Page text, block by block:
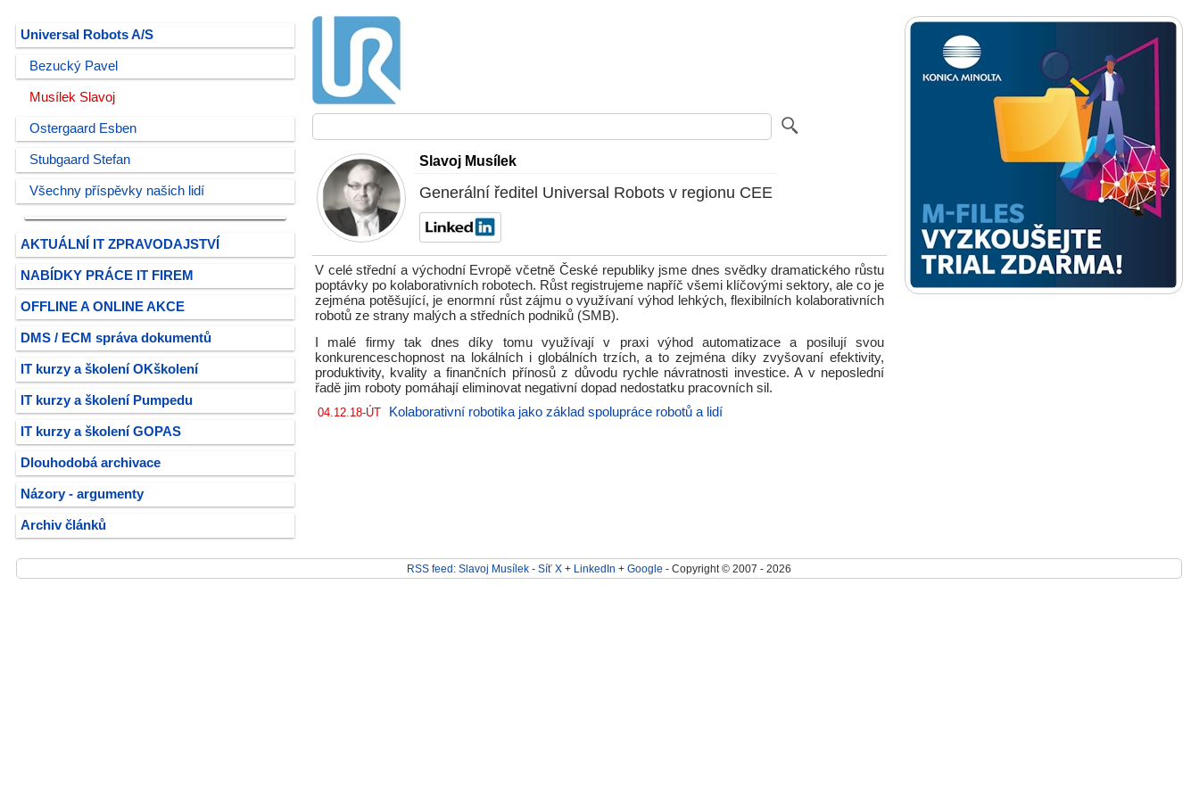
Universal Robots A/S
Bezucký Pavel
Musílek Slavoj
Ostergaard Esben
Stubgaard Stefan
Všechny příspěvky našich lidí
AKTUÁLNÍ IT ZPRAVODAJSTVÍ
NABÍDKY PRÁCE IT FIREM
OFFLINE A ONLINE AKCE
DMS / ECM správa dokumentů
IT kurzy a školení OKškolení
IT kurzy a školení Pumpedu
IT kurzy a školení GOPAS
Dlouhodobá archivace
Názory - argumenty
Archiv článků
Slavoj Musílek
Generální ředitel Universal Robots v regionu CEE
V celé střední a východní Evropě včetně České republiky jsme dnes svědky dramatického růstu
poptávky po kolaborativních robotech. Růst registrujeme napříč všemi klíčovými sektory, ale co je
zejména potěšující, je enormní růst zájmu o využívaní výhod lehkých, flexibilních kolaborativních
robotů ze strany malých a středních podniků (SMB).
I malé firmy tak dnes díky tomu využívají v praxi výhod automatizace a posilují svou
konkurenceschopnost na lokálních i globálních trzích, a to zejména díky zvyšovaní efektivity,
produktivity, kvality a finančních přínosů z důvodu rychle návratnosti investice. A v neposlední
řadě jim roboty pomáhají eliminovat negativní dopad nedostatku pracovních sil.
04.12.18-ÚT Kolaborativní robotika jako základ spolupráce robotů a lidí
RSS feed: Slavoj Musílek - Síť X + LinkedIn + Google - Copyright © 2007 - 2026